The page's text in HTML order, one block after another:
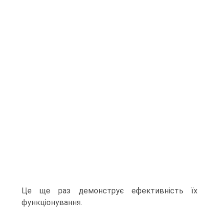
Це ще раз демонструє ефективність їх
функціонування.